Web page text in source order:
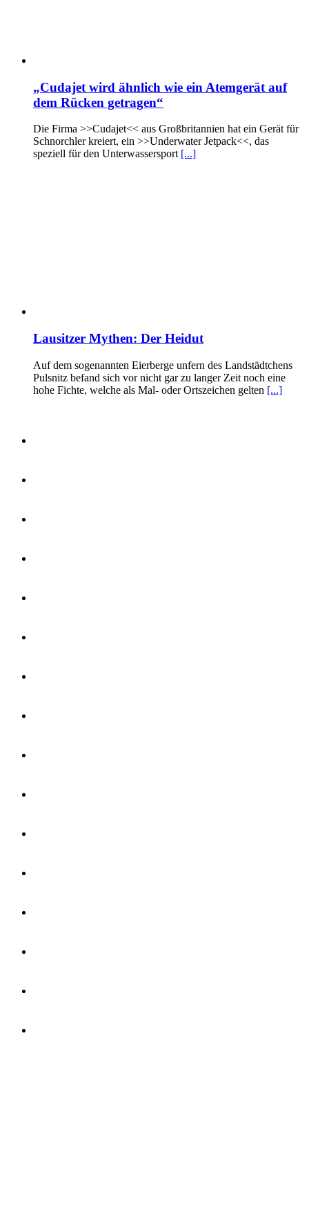
„Cudajet wird ähnlich wie ein Atemgerät auf
dem Rücken getragen“
Die Firma >>Cudajet<< aus Großbritannien hat ein Gerät für
Schnorchler kreiert, ein >>Underwater Jetpack<<, das
speziell für den Unterwassersport [...]
Lausitzer Mythen: Der Heidut
Auf dem sogenannten Eierberge unfern des Landstädtchens
Pulsnitz befand sich vor nicht gar zu langer Zeit noch eine
hohe Fichte, welche als Mal- oder Ortszeichen gelten [...]